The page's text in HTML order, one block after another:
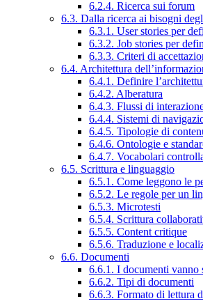
6.2.4. Ricerca sui forum
6.3. Dalla ricerca ai bisogni
6.3.1. User stories per
6.3.2. Job stories per
6.3.3. Criteri di
6.4. Architettura
6.4.1. Definire
6.4.2. Alberatura
6.4.3. Flussi di
6.4.4. Sistemi di
6.4.5. Tipologie di
6.4.6. Ontologie e
6.4.7. Vocabolari
6.5. Scrittura e linguaggio
6.5.1. Come leggono le
6.5.2. Le regole per un
6.5.3. Microtesti
6.5.4. Scrittura
6.5.5. Content critique
6.5.6. Traduzione e
6.6. Documenti
6.6.1. I documenti vanno
6.6.2. Tipi di documenti
6.6.3. Formato di lettura